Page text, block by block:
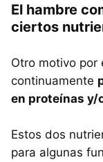
El hambre
ciertos
Otro motivo por
continuamente
en proteínas y/
Estos dos
para algunas